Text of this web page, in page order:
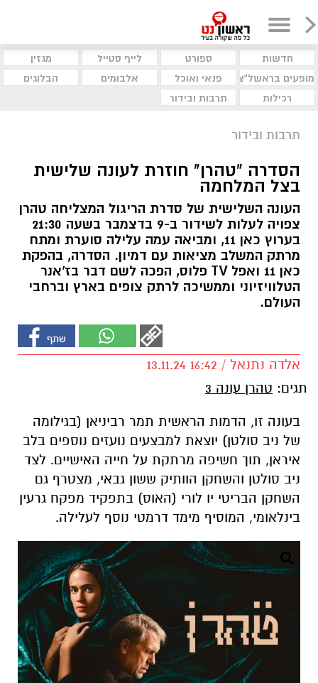
חדשות ספורט לייף סטייל
מגזין
מופעים בראשל"צ
פנאי ואוכל אלבומים
הבלוגים
רכילות
תרבות ובידור
תרבות ובידור
הסדרה "טהרן" חוזרת לעונה שלישית
בצל המלחמה
העונה השלישית של סדרת הריגול המצליחה טהרן
צפויה לעלות לשידור ב-9 בדצמבר בשעה 21:30
בערוץ כאן 11, ומביאה עמה עלילה סוערת ומתח
מרתק המשלב מציאות עם דמיון. הסדרה, בהפקת
כאן 11 ואפל TV פלוס, הפכה לשם דבר בז'אנר
הטלוויזיוני וממשיכה לרתק צופים בארץ וברחבי
העולם.
אלדה נתנאל / 16:42 13.11.24
תגים: טהרן עונה 3
בעונה זו, הדמות הראשית תמר רביניאן (בגילומה
של ניב סולטן) יוצאת למבצעים נועזים נוספים בלב
איראן, תוך חשיפה מרתקת על חייה האישיים. לצד
ניב סולטן והשחקן הוותיק ששון גבאי, מצטרף גם
השחקן הבריטי יו לורי (האוס) בתפקיד מפקח גרעין
בינלאומי, המוסיף מימד דרמטי נוסף לעלילה.